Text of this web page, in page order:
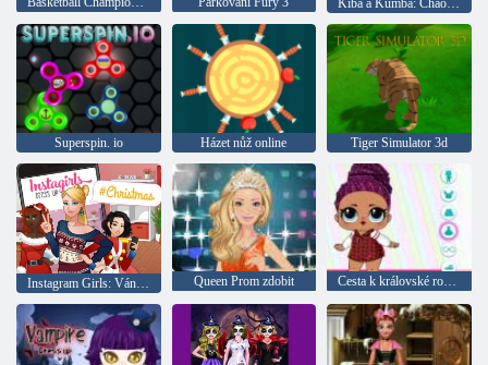
Kiba a Kumba: Chaos v džungli
Superspin. io Házet nůž online Tiger Simulator 3d
Queen Prom zdobit Cesta k královské rodině: Loutková bitva